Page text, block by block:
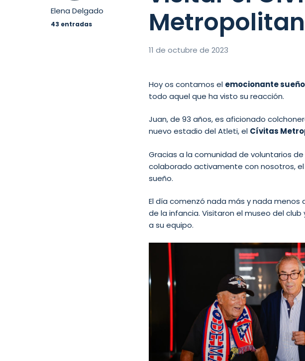
Elena Delgado
43 entradas
11 de octubre de 2023
Hoy os contamos el emocionante
todo aquel que ha visto su reacción.
Juan, de 93 años, es aficionado
nuevo estadio del Atleti, el Cívitas
Gracias a la comunidad de voluntarios
colaborado activamente con nosotros,
sueño.
El día comenzó nada más y nada
de la infancia. Visitaron el museo del
a su equipo.